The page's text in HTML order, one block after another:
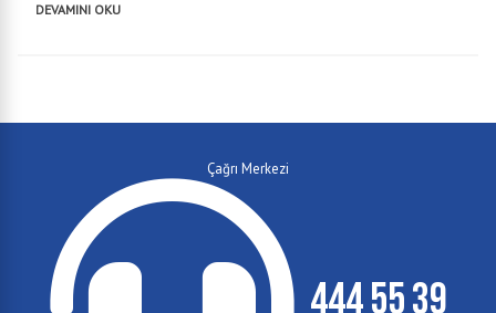
DEVAMINI OKU
Çağrı Merkezi
444 55 39